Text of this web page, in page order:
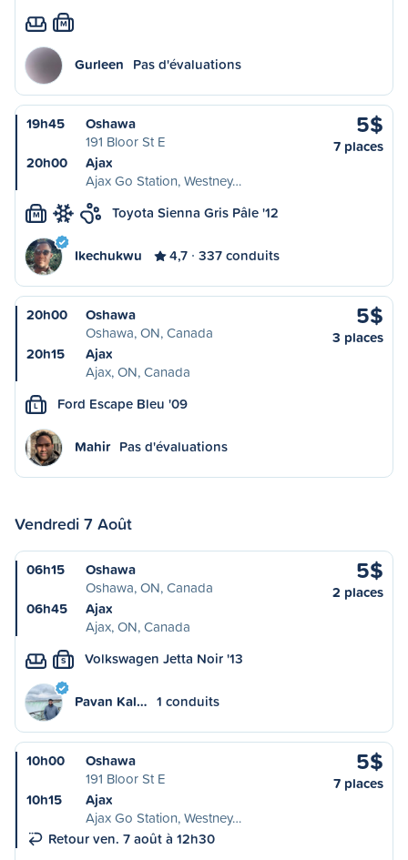
M
Gurleen Pas d'évaluations
19h45
Oshawa
191 Bloor St E
20h00
Ajax
Ajax Go Station, Westney…
5$
7 places
M Toyota Sienna Gris Pâle '12
Ikechukwu 4,7 337 conduits
20h00
Oshawa
Oshawa, ON, Canada
20h15
Ajax
Ajax, ON, Canada
5$
3 places
L Ford Escape Bleu '09
Mahir Pas d'évaluations
Vendredi 7 Août
06h15
Oshawa
Oshawa, ON, Canada
06h45
Ajax
Ajax, ON, Canada
5$
2 places
S Volkswagen Jetta Noir '13
Pavan Kal… 1 conduits
10h00
Oshawa
191 Bloor St E
10h15
Ajax
Ajax Go Station, Westney…
Retour ven. 7 août à 12h30
5$
7 places